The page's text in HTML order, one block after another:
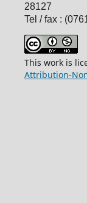
28127
Tel / fax :
This work is
Attribution-